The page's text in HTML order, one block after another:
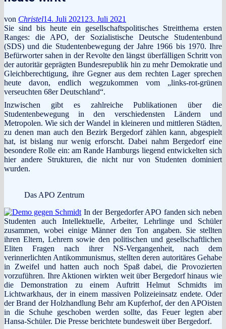
von Christel14. Juli 2021 23. Juli 2021
Sie sind bis heute ein gesellschaftspolitisches Streitthema ersten
Ranges: die APO, der Sozialistische Deutsche Studentenbund
(SDS) und die Studentenbewegung der Jahre 1966 bis 1970. Ihre
Befürworter sahen in der Revolte den längst überfälligen Schritt von
der autoritär geprägten Bundesrepublik hin zu mehr Demokratie und
Gleichberechtigung, ihre Gegner aus dem rechten Lager sprechen
heute davon, endlich wegzukommen vom „links-rot-grünen
verseuchten 68er Deutschland“.
Inzwischen gibt es zahlreiche Publikationen über die
Studentenbewegung in den verschiedensten Ländern und
Metropolen. Wie sich der Wandel in kleineren und mittleren Städten,
zu denen man auch den Bezirk Bergedorf zählen kann, abgespielt
hat, ist bislang nur wenig erforscht. Dabei nahm Bergedorf eine
besondere Rolle ein: am Rande Hamburgs liegend entwickelten sich
hier andere Strukturen, die nicht nur von Studenten dominiert
wurden.
Das APO Zentrum
In der Bergedorfer APO fanden sich neben
Studenten auch Intellektuelle, Arbeiter, Lehrlinge und Schüler
zusammen, wobei einige Männer den Ton angaben. Sie stellten
ihren Eltern, Lehrern sowie den politischen und gesellschaftlichen
Eliten Fragen nach ihrer NS-Vergangenheit, nach dem
verinnerlichten Antikommunismus, stellten deren autoritäres Gehabe
in Zweifel und hatten auch noch Spaß dabei, die Provozierten
vorzuführen. Ihre Aktionen wirkten weit über Bergedorf hinaus wie
die Demonstration zu einem Auftritt Helmut Schmidts im
Lichtwarkhaus, der in einem massiven Polizeieinsatz endete. Oder
der Brand der Holzhandlung Behr am Kupferhof, der den APOisten
in die Schuhe geschoben werden sollte, das Feuer legten aber
Hansa-Schüler. Die Presse berichtete bundesweit über Bergedorf.